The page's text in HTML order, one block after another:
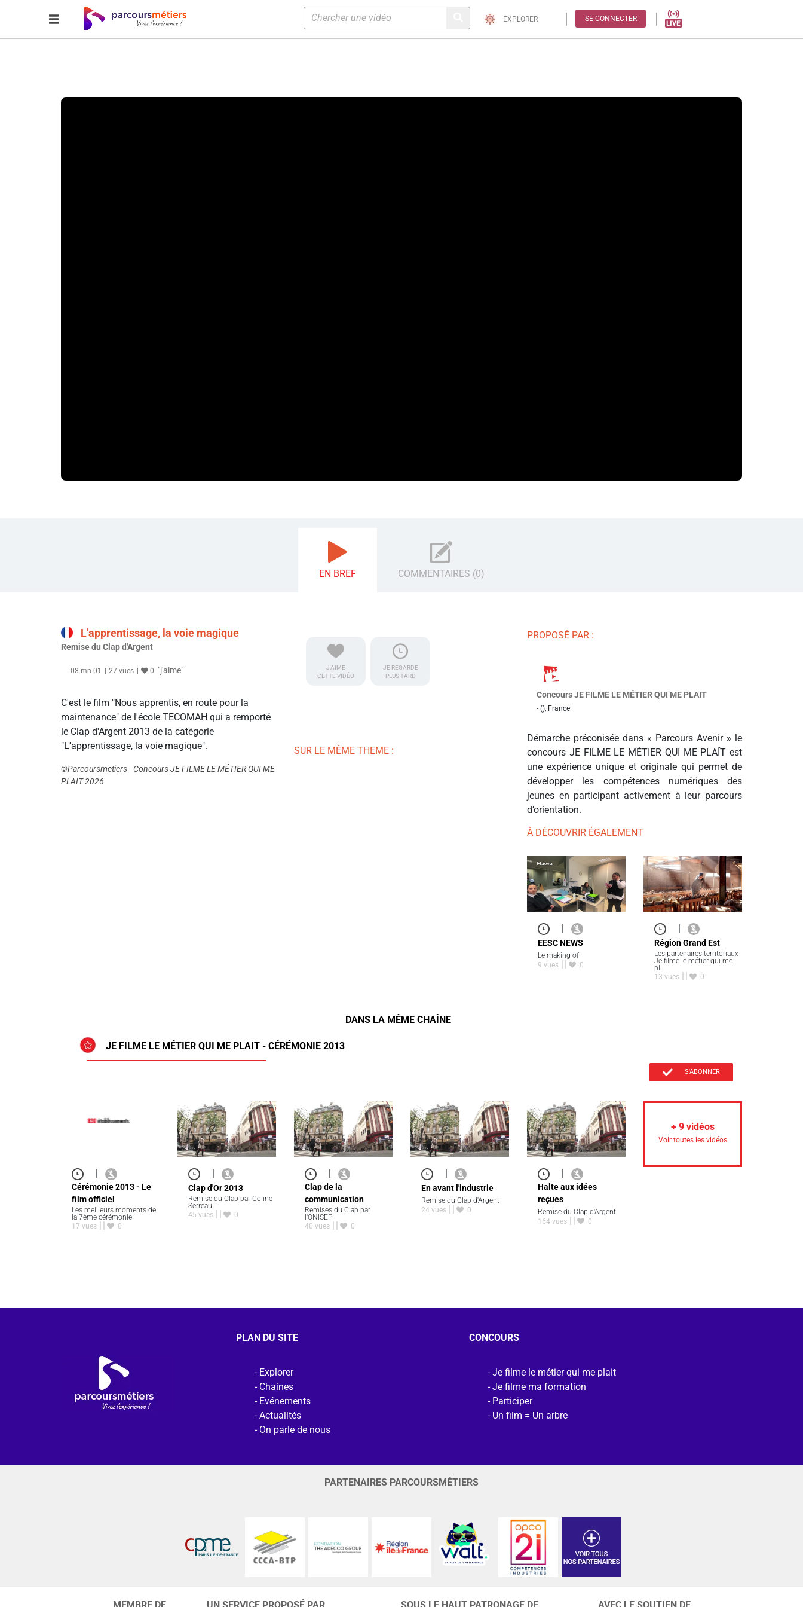
EXPLORER SE CONNECTER
EN BREF COMMENTAIRES (0)
L'apprentissage, la voie magique
Remise du Clap d'Argent
08 mn 01 27 vues 0 "j'aime"
C'est le film "Nous apprentis, en route pour la
maintenance" de l'école TECOMAH qui a remporté
le Clap d'Argent 2013 de la catégorie
"L'apprentissage, la voie magique".
©Parcoursmetiers - Concours JE FILME LE MÉTIER QUI ME
PLAIT 2026
J'AIME
CETTE VIDÉO
JE REGARDE
PLUS TARD
SUR LE MÊME THEME :
PROPOSÉ PAR :
Concours JE FILME LE MÉTIER QUI ME PLAIT
- (), France
Démarche préconisée dans « Parcours Avenir » le
concours JE FILME LE MÉTIER QUI ME PLAÎT est
une expérience unique et originale qui permet de
développer les compétences numériques des
jeunes en participant activement à leur parcours
d’orientation.
À DÉCOUVRIR ÉGALEMENT
EESC NEWS
Le making of
9 vues
0
Région Grand Est
Les partenaires territoriaux
Je filme le métier qui me
pl…
13 vues
0
DANS LA MÊME CHAÎNE
JE FILME LE MÉTIER QUI ME PLAIT - CÉRÉMONIE 2013
S'ABONNER
Cérémonie 2013 - Le
film officiel
Les meilleurs moments de
la 7ème cérémonie
17 vues
0
Clap d'Or 2013
Remise du Clap par Coline
Serreau
45 vues
0
Clap de la
communication
Remises du Clap par
l'ONISEP
40 vues
0
En avant l'industrie
Remise du Clap d'Argent
24 vues
0
Halte aux idées
reçues
Remise du Clap d'Argent
164 vues
0
+ 9 vidéos
Voir toutes les vidéos
PLAN DU SITE
Explorer
Chaines
Evénements
Actualités
On parle de nous
CONCOURS
Je filme le métier qui me plait
Je filme ma formation
Participer
Un film = Un arbre
PARTENAIRES PARCOURSMÉTIERS